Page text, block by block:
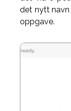
det nytt
oppgave.